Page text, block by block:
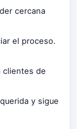
cercana
el proceso.
clientes de
y sigue